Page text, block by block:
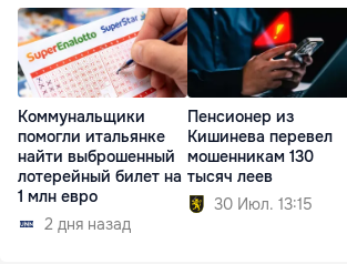
Коммунальщики
помогли итальянке
найти выброшенный
лотерейный билет на
1 млн евро
2 дня назад
Пенсионер из
Кишинева перевел
мошенникам 130
тысяч леев
30 Июл. 13:15